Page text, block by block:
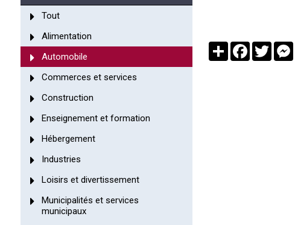
Tout
Alimentation
Automobile
Commerces et services
Construction
Enseignement et formation
Hébergement
Industries
Loisirs et divertissement
Municipalités et services
municipaux
PartagerFacebook
Twitter